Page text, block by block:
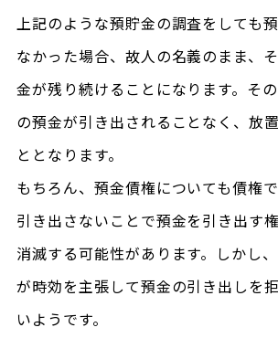
上記のような預貯金の調査をしても
なかった場合、故人の名義のまま、
金が残り続けることになります。そ
の預金が引き出されることなく、放
ととなります。
もちろん、預金債権についても債権
引き出さないことで預金を引き出す
消滅する可能性があります。しかし
が時効を主張して預金の引き出しを
いようです。